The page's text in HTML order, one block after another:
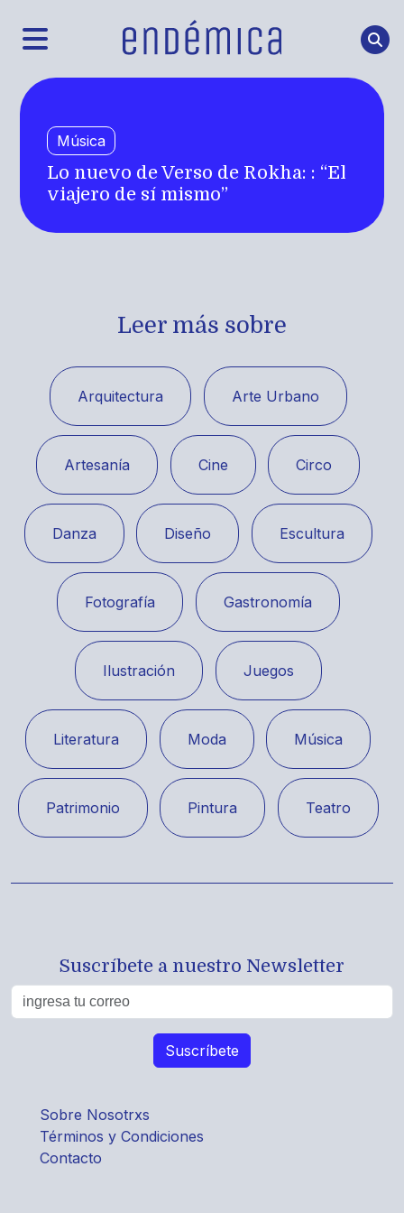
Música
Lo nuevo de Verso de Rokha: : “El
viajero de sí mismo”
Leer más sobre
Arquitectura Arte Urbano
Artesanía Cine Circo
Danza Diseño Escultura
Fotografía Gastronomía
Ilustración Juegos
Literatura Moda Música
Patrimonio Pintura Teatro
Suscríbete a nuestro Newsletter
Sobre Nosotrxs
Términos y Condiciones
Contacto